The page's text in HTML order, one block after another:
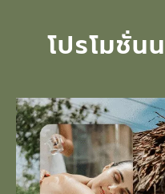
โปรโมชั่น